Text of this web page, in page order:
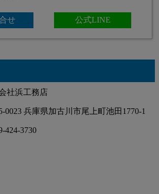
せ 公式LINE
社浜工務店
0023 兵庫県加古川市尾上町池田1770-1
424-3730